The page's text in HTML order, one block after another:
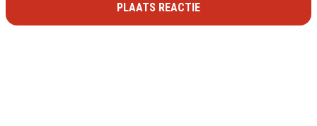
PLAATS REACTIE